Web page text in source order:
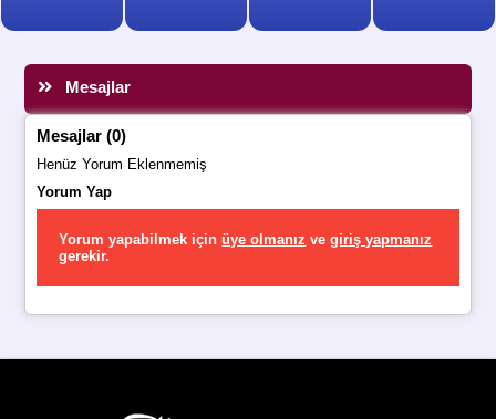
Mesajlar
Mesajlar (0)
Henüz Yorum Eklenmemiş
Yorum Yap
Yorum yapabilmek içinüye olmanız vegiriş yapmanız
gerekir.